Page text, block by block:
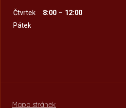
Čtvrtek
8:00 – 12:00
Pátek
Mapa stránek